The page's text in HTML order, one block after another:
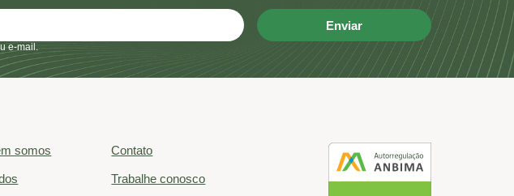
Enviar
e-mail.
somos Contato
Trabalhe conosco